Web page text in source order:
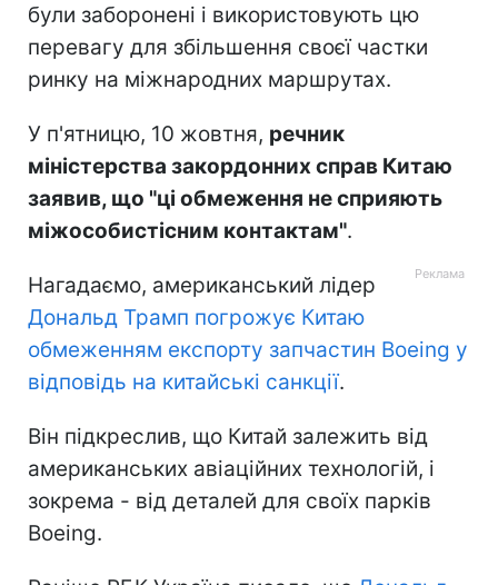
були заборонені і використовують цю
перевагу для збільшення своєї частки
ринку на міжнародних маршрутах.
У п'ятницю, 10 жовтня, речник
міністерства закордонних справ Китаю
заявив, що "ці обмеження не сприяють
міжособистісним контактам".
Нагадаємо, американський лідер
Дональд Трамп погрожує Китаю
обмеженням експорту запчастин Boeing у
відповідь на китайські санкції.
Він підкреслив, що Китай залежить від
американських авіаційних технологій, і
зокрема - від деталей для своїх парків
Boeing.